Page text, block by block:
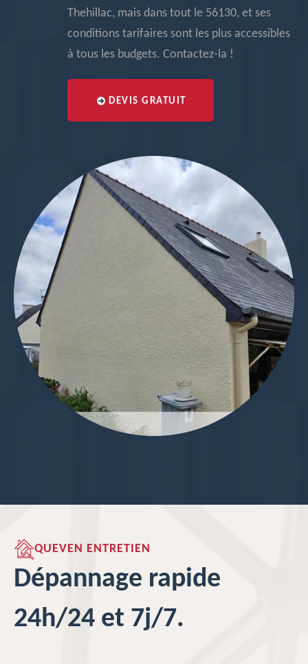
Thehillac, mais dans tout le 56130, et ses
conditions tarifaires sont les plus accessibles
à tous les budgets. Contactez-la !
DEVIS GRATUIT
QUEVEN ENTRETIEN
Dépannage rapide
24h/24 et 7j/7.